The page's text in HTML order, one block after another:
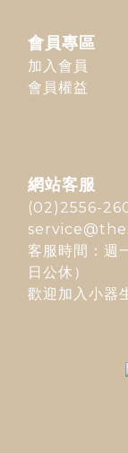
會員專區
加入會員
會員權益
網站客服
(02)2556-
客服時間：週
日公休）
歡迎加入 小器